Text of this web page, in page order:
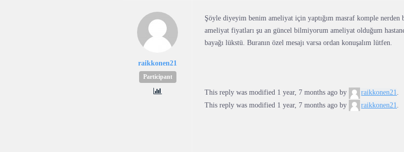
raikkonen21
Participant
Şöyle diyeyim benim ameliyat için yaptığım masraf komple nerden
ameliyat fiyatları şu an güncel bilmiyorum ameliyat olduğum
bayağı lükstü. Buranın özel mesajı varsa ordan konuşalım lütfen.
This reply was modified 1 year, 7 months ago by raikkonen21
This reply was modified 1 year, 7 months ago by
raikkonen21